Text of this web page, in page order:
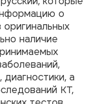
о
наличие
а
КТ,